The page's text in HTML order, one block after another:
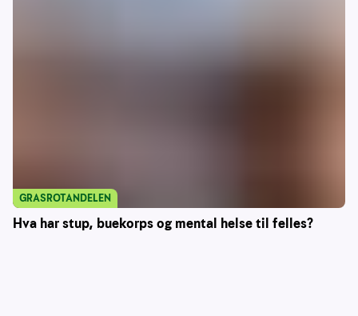
Hva har stup, buekorps og mental helse til felles?
GRASROTANDELEN